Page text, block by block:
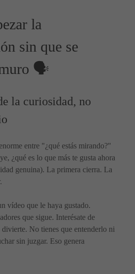
la
sin que se
🗣️
la curiosidad, no
entre "¿qué estás mirando?"
¿qué es lo que más te gusta ahora
genuina). La primera cierra. La
vídeo que le haya gustado.
que sigue. Interésate de
No tienes que entenderlo ni
sin juzgar. Eso genera